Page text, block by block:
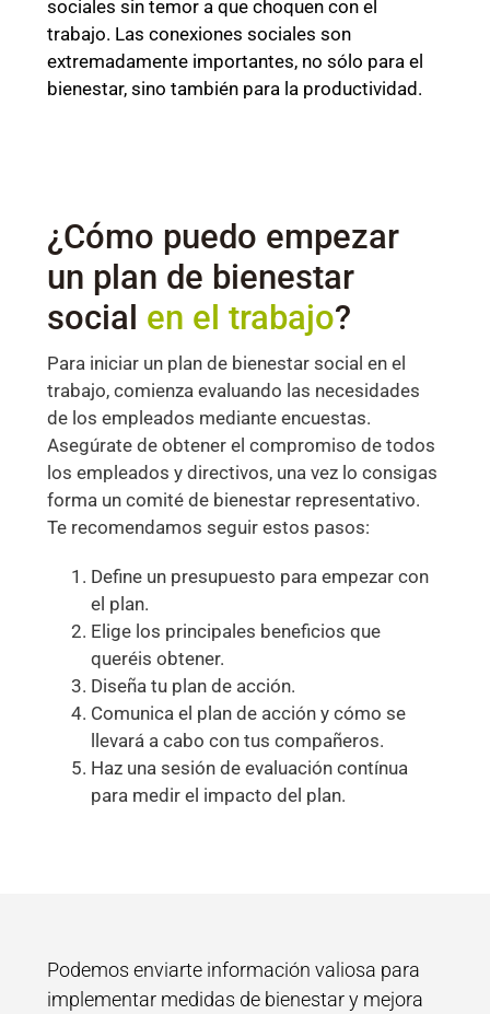
sociales sin temor a que choquen con el
trabajo. Las conexiones sociales son
extremadamente importantes, no sólo para el
bienestar, sino también para la productividad.
¿Cómo puedo empezar
un plan de bienestar
social en el trabajo?
Para iniciar un plan de bienestar social en el
trabajo, comienza evaluando las necesidades
de los empleados mediante encuestas.
Asegúrate de obtener el compromiso de todos
los empleados y directivos, una vez lo consigas
forma un comité de bienestar representativo.
Te recomendamos seguir estos pasos:
Define un presupuesto para empezar con
el plan.
Elige los principales beneficios que
queréis obtener.
Diseña tu plan de acción.
Comunica el plan de acción y cómo se
llevará a cabo con tus compañeros.
Haz una sesión de evaluación contínua
para medir el impacto del plan.
Podemos enviarte información valiosa para
implementar medidas de bienestar y mejora